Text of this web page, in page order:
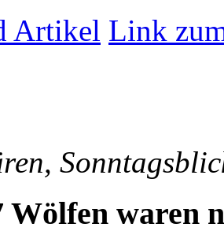
Artikel Link
Wölfen waren